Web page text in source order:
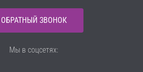
ОБРАТНЫЙ ЗВОНОК
Мы в соцсетях: